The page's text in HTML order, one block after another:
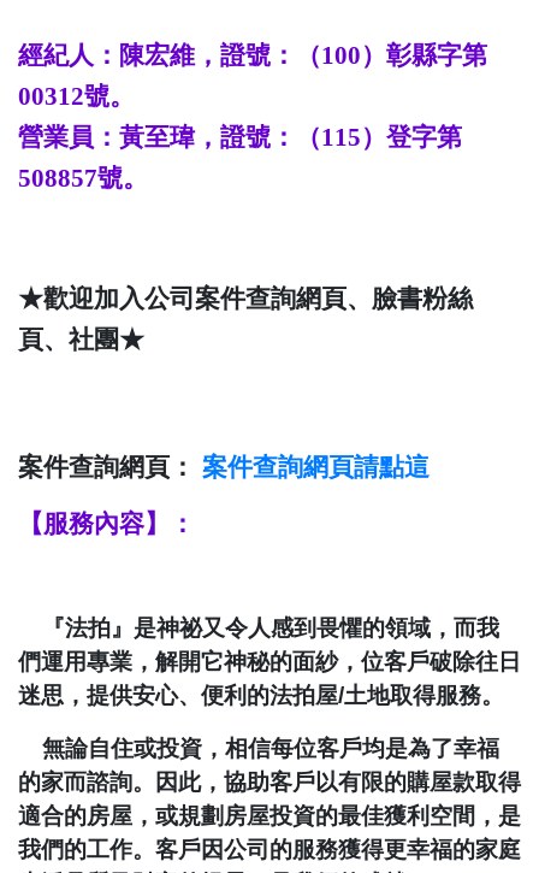
經紀人：陳宏維，證號：（100）彰縣字第
00312號。
營業員： 黃至瑋，證號：（115）登字第
508857號。
★歡迎加入公司案件查詢網頁、臉書粉絲
頁、社團★
案件查詢網頁： 案件查詢網頁請點這
【服務內容】：
『法拍』是神祕又令人感到畏懼的領域，而我
們運用專業，解開它神秘的面紗，位客戶破除往日
迷思，提供安心、便利的法拍屋/土地取得服務。
無論自住或投資，相信每位客戶均是為了幸福
的家而諮詢。因此，協助客戶以有限的購屋款取得
適合的房屋，或規劃房屋投資的最佳獲利空間，是
我們的工作。客戶因公司的服務獲得更幸福的家庭